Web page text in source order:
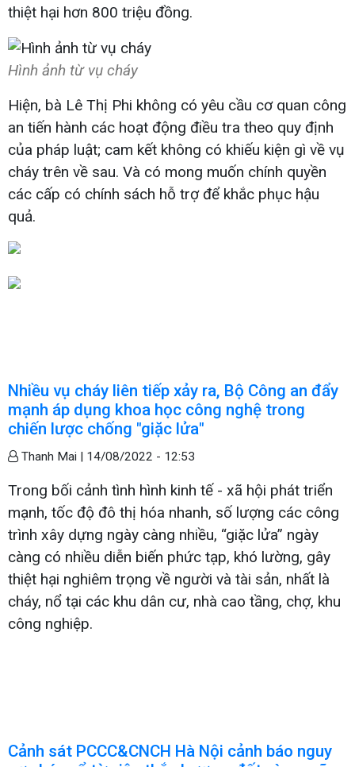
thiệt hại hơn 800 triệu đồng.
Hình ảnh từ vụ cháy
Hiện, bà Lê Thị Phi không có yêu cầu cơ quan công
an tiến hành các hoạt động điều tra theo quy định
của pháp luật; cam kết không có khiếu kiện gì về vụ
cháy trên về sau. Và có mong muốn chính quyền
các cấp có chính sách hỗ trợ để khắc phục hậu
quả.
Nhiều vụ cháy liên tiếp xảy ra, Bộ Công an đẩy
mạnh áp dụng khoa học công nghệ trong
chiến lược chống "giặc lửa"
Thanh Mai | 14/08/2022 - 12:53
Trong bối cảnh tình hình kinh tế - xã hội phát triển
mạnh, tốc độ đô thị hóa nhanh, số lượng các công
trình xây dựng ngày càng nhiều, “giặc lửa” ngày
càng có nhiều diễn biến phức tạp, khó lường, gây
thiệt hại nghiêm trọng về người và tài sản, nhất là
cháy, nổ tại các khu dân cư, nhà cao tầng, chợ, khu
công nghiệp.
Cảnh sát PCCC&CNCH Hà Nội cảnh báo nguy